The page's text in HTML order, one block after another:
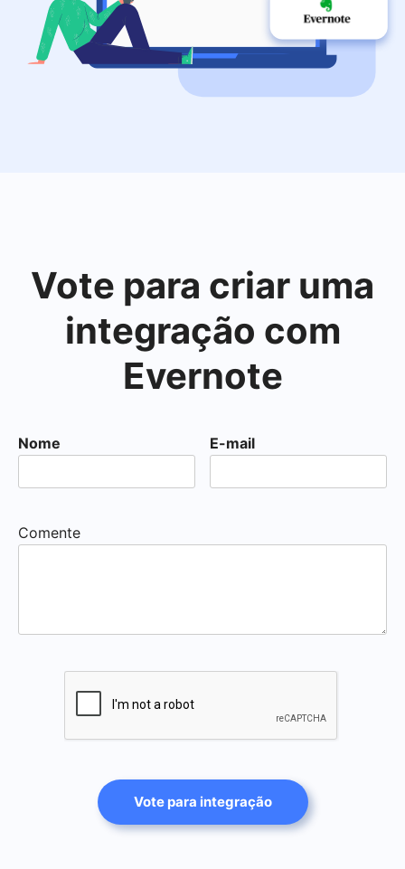
Vote para criar uma
integração com
Evernote
Nome E-mail
Comente
Vote para integração